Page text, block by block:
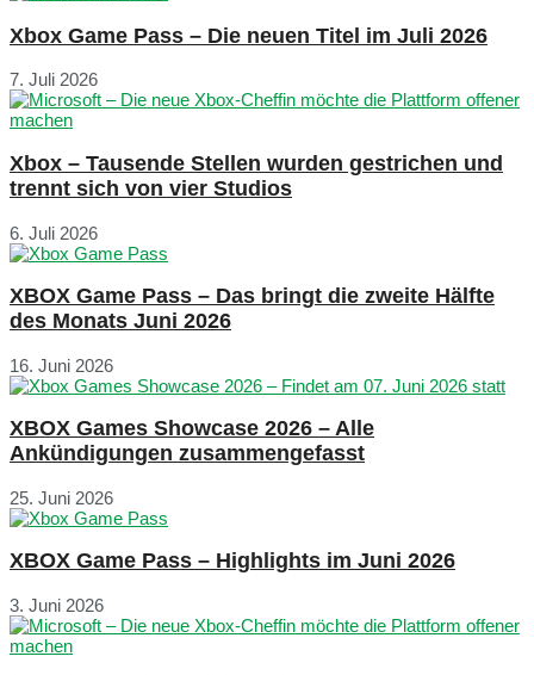
Xbox Game Pass – Die neuen Titel im Juli 2026
7. Juli 2026
Xbox – Tausende Stellen wurden gestrichen und
trennt sich von vier Studios
6. Juli 2026
XBOX Game Pass – Das bringt die zweite Hälfte
des Monats Juni 2026
16. Juni 2026
XBOX Games Showcase 2026 – Alle
Ankündigungen zusammengefasst
25. Juni 2026
XBOX Game Pass – Highlights im Juni 2026
3. Juni 2026